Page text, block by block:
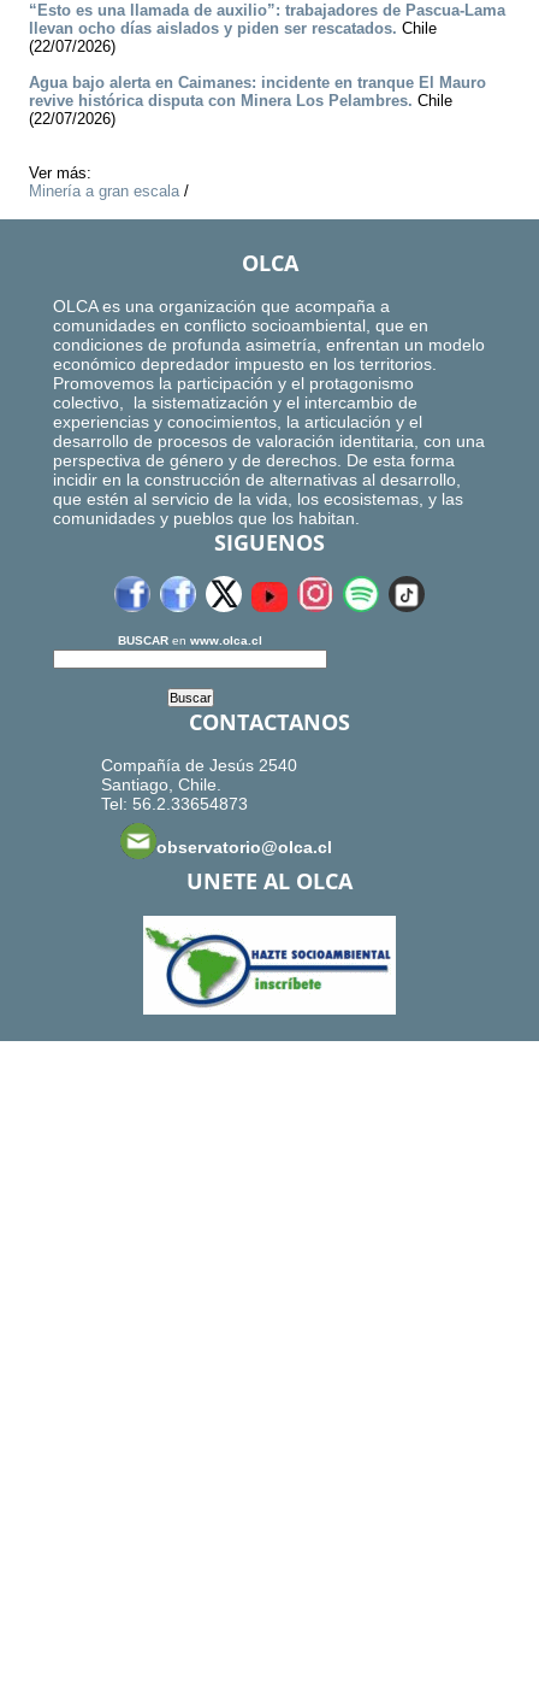
“Esto es una llamada de auxilio”: trabajadores de Pascua-Lama
llevan ocho días aislados y piden ser rescatados. Chile
(22/07/2026)
Agua bajo alerta en Caimanes: incidente en tranque El Mauro
revive histórica disputa con Minera Los Pelambres. Chile
(22/07/2026)
Ver más:
Minería a gran escala/
OLCA
OLCA es una organización que acompaña a
comunidades en conflicto socioambiental, que en
condiciones de profunda asimetría, enfrentan un modelo
económico depredador impuesto en los territorios.
Promovemos la participación y el protagonismo
colectivo, la sistematización y el intercambio de
experiencias y conocimientos, la articulación y el
desarrollo de procesos de valoración identitaria, con una
perspectiva de género y de derechos. De esta forma
incidir en la construcción de alternativas al desarrollo,
que estén al servicio de la vida, los ecosistemas, y las
comunidades y pueblos que los habitan.
SIGUENOS
BUSCAR en www.olca.cl
CONTACTANOS
Compañía de Jesús 2540
Santiago, Chile.
Tel: 56.2.33654873
observatorio@olca.cl
UNETE AL OLCA